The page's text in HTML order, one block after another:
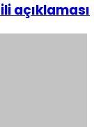
açıklaması